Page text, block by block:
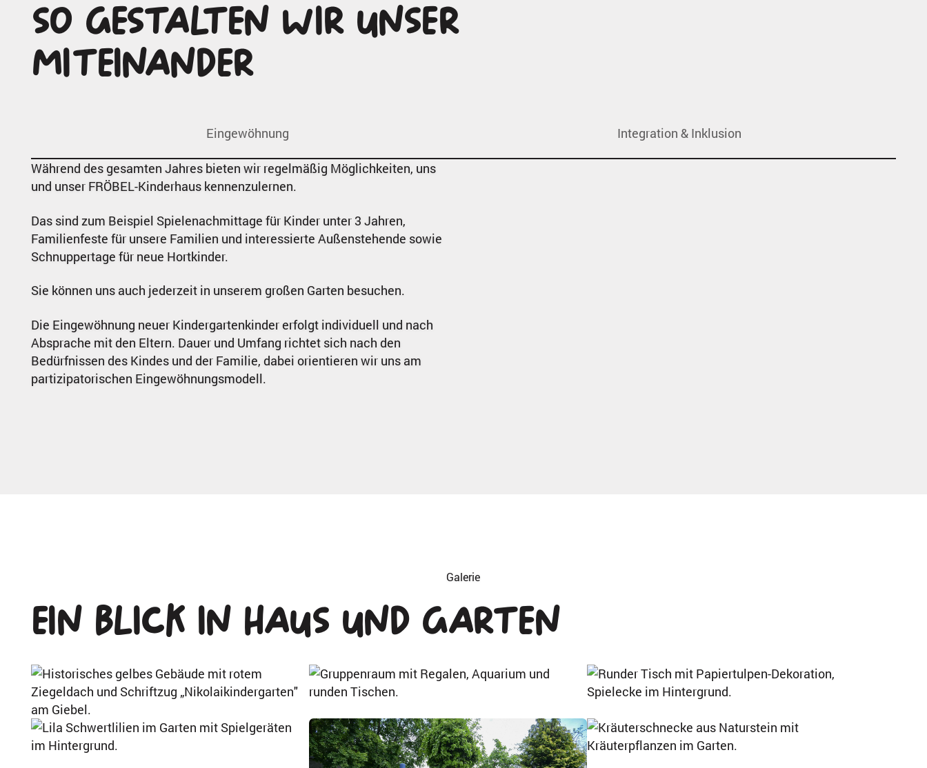
So gestalten wir unser
Miteinander
Eingewöhnung Integration & Inklusion
Während des gesamten Jahres bieten wir regelmäßig Möglichkeiten, uns
und unser FRÖBEL-Kinderhaus kennenzulernen.
Das sind zum Beispiel Spielenachmittage für Kinder unter 3 Jahren,
Familienfeste für unsere Familien und interessierte Außenstehende sowie
Schnuppertage für neue Hortkinder.
Sie können uns auch jederzeit in unserem großen Garten besuchen.
Die Eingewöhnung neuer Kindergartenkinder erfolgt individuell und nach
Absprache mit den Eltern. Dauer und Umfang richtet sich nach den
Bedürfnissen des Kindes und der Familie, dabei orientieren wir uns am
partizipatorischen Eingewöhnungsmodell.
Galerie
Ein Blick in Haus und Garten